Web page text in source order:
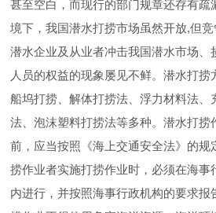
甚至空白，而现行的部门规章还存有疏
境下，我国潜水打捞市场虽然开放,但
潜水企业及从业者冲击我国潜水市场、
人员的权益的现象屡见不鲜。潜水打
船坞打捞、解体打捞法、浮力材料法、
法、泡沫塑料打捞法等多种。潜水打捞
前，应当按照《海上交通安全法》的规
捞作业者实施打捞作业时，必须在海事
内进行，并按照海事行政机构的要求报